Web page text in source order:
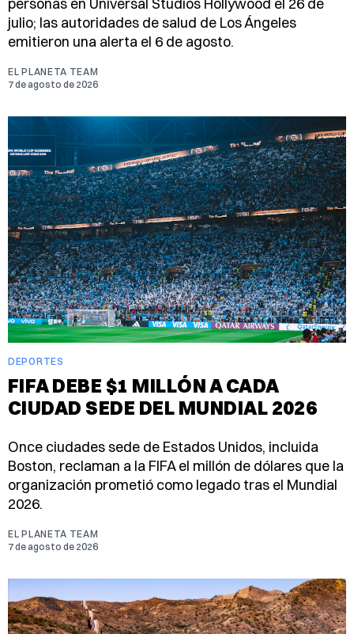
personas en Universal Studios Hollywood el 26 de
julio; las autoridades de salud de Los Ángeles
emitieron una alerta el 6 de agosto.
EL PLANETA TEAM
7 de agosto de 2026
DEPORTES
FIFA DEBE $1 MILLÓN A CADA
CIUDAD SEDE DEL MUNDIAL 2026
Once ciudades sede de Estados Unidos, incluida
Boston, reclaman a la FIFA el millón de dólares que la
organización prometió como legado tras el Mundial
2026.
EL PLANETA TEAM
7 de agosto de 2026